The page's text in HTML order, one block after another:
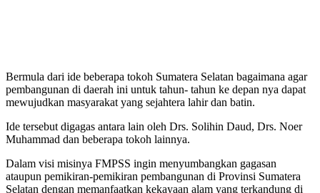
Bermula dari ide beberapa tokoh Sumatera Selatan bagaimana agar
pembangunan di daerah ini untuk tahun- tahun ke depan nya dapat
mewujudkan masyarakat yang sejahtera lahir dan batin.
Ide tersebut digagas antara lain oleh Drs. Solihin Daud, Drs. Noer
Muhammad dan beberapa tokoh lainnya.
Dalam visi misinya FMPSS ingin menyumbangkan gagasan
ataupun pemikiran-pemikiran pembangunan di Provinsi Sumatera
Selatan dengan memanfaatkan kekayaan alam yang terkandung di